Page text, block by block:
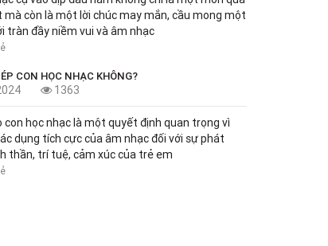
mà còn là một lời chúc may mắn, cầu mong một
tràn đầy niềm vui và âm nhạc
CON HỌC NHẠC KHÔNG?
1363
con học nhạc là một quyết định quan trọng vì
dụng tích cực của âm nhạc đối với sự phát
thần, trí tuệ, cảm xúc của trẻ em